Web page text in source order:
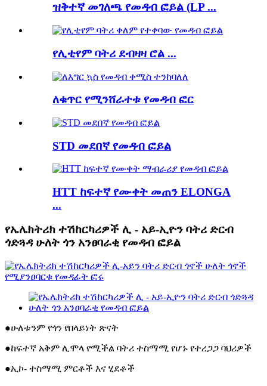
ዝቅተኛ መገለጫ የመዳብ ፎይል (LP ...
የሊቲየም ባትሪ ደብዛዛ ሮል ...
ለቁጥር የሚንሸራተቱ የመዳብ ፎር
STD መደበኛ የመዳብ ፎይል
HTT ከፍተኛ የሙቀት መጠን ELONGA
...
የኤሌክትሪክ ተሽከርካሪዎች ሊ - አይ-ኢዮን ባትሪ ድርብ
ጎድጓዳ ሁለት ጎን አንፀባራቂ የመዳብ ፎይል
●ሁለቱንም የጎን የበላይነት ጽናት
●ከፍተኛ አቅም ሊሞላ የሚችል ባትሪ ተስማሚ የሆኑ የተረጋጋ ባህሪዎች
●ኢኮ- ተስማሚ ምርቶች እና ሂደቶች